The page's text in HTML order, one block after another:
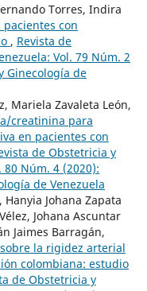
Torres, Indira
con
, Revista de
Vol. 79 Núm. 2
Ginecología de
Mariela Zavaleta León,
creatinina para
en pacientes con
de Obstetricia y
80 Núm. 4 (2020):
de Venezuela
Johana Zapata
Johana Ascuntar
Jaimes Barragán,
la rigidez arterial
colombiana: estudio
de Obstetricia y